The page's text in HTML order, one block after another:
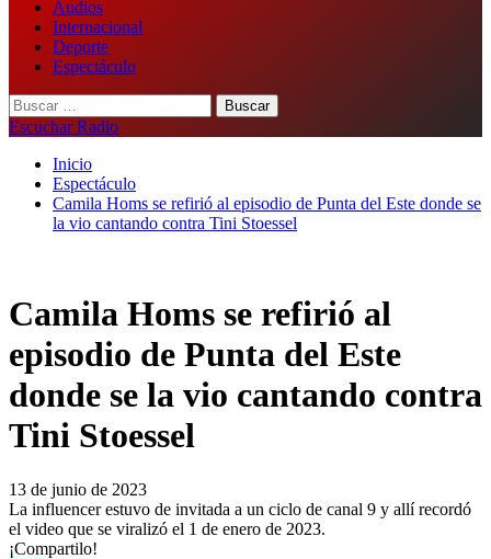
Audios
Internacional
Deporte
Espectáculo
Buscar:
Escuchar Radio
Inicio
Espectáculo
Camila Homs se refirió al episodio de Punta del Este donde se
la vio cantando contra Tini Stoessel
Camila Homs se refirió al
episodio de Punta del Este
donde se la vio cantando contra
Tini Stoessel
13 de junio de 2023
La influencer estuvo de invitada a un ciclo de canal 9 y allí recordó
el video que se viralizó el 1 de enero de 2023.
¡Compartilo!